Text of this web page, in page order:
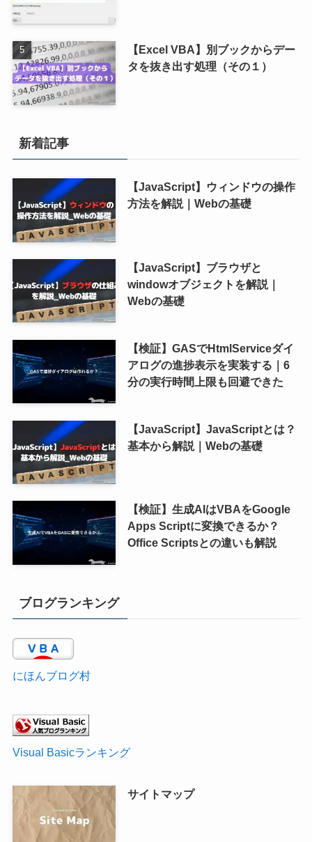
【Excel VBA】別ブックからデー
タを抜き出す処理（その１）
新着記事
【JavaScript】ウィンドウの操作
方法を解説｜Webの基礎
【JavaScript】ブラウザと
windowオブジェクトを解説｜
Webの基礎
【検証】GASでHtmlServiceダイ
アログの進捗表示を実装する｜6
分の実行時間上限も回避できた
【JavaScript】JavaScriptとは？
基本から解説｜Webの基礎
【検証】生成AIはVBAをGoogle
Apps Scriptに変換できるか？
Office Scriptsとの違いも解説
ブログランキング
にほんブログ村
Visual Basicランキング
サイトマップ